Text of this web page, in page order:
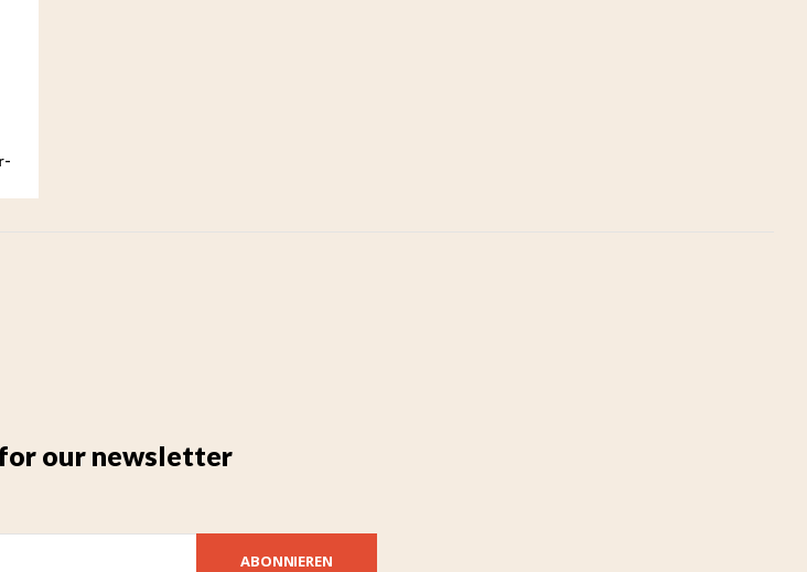
our newsletter
ABONNIEREN